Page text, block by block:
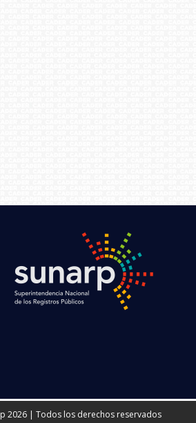
2026 | Todos los derechos reservados